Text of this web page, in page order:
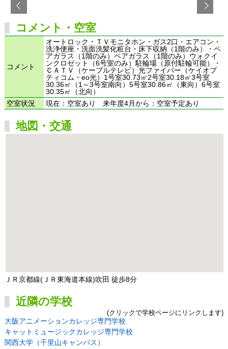
コメント・空室
コメント
オートロック・ＴＶモニタホン・ガス2口・エアコン・
洗浄便座・洗面洗髪化粧台・床下収納（1階のみ）・ペ
アガラス（1階のみ）ペアガラス（1階のみ）ウォクイ
ンクロゼット（6号室のみ）駐輪場（原付駐輪可能）・
ＣＡＴＶ（ケーブルテレビ）光ファイバー（ケイオプ
ティコム・eo光）1号室30.73㎡2号室30.18㎡3号室
30.36㎡（1～3号室南向）5号室30.86㎡（東向）6号室
30.35㎡（北向）
空室状況
現在：空室あり 来年度4月から：空室予定あり
地図・交通
ＪＲ京都線(ＪＲ東海道本線)吹田 徒歩8分
近隣の学校
(クリックで学校ページにリンクします)
大阪アニメーションカレッジ専門学校
キャットミュージックカレッジ専門学校
関西大学（千里山キャンパス）